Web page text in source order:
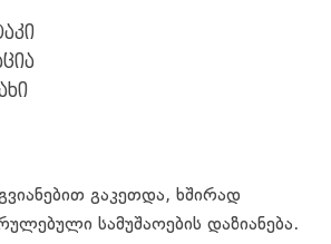
გაკეთდა, ხშირად
სამუშაოების დაზიანება.